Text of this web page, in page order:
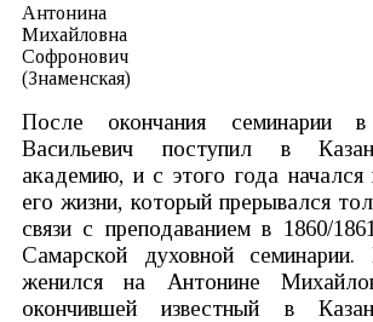
Антонина
Михайловна
Софронович
(Знаменская)
После окончания
Васильевич поступил в
академию, и с этого года начался
его жизни, который прерывался
связи с преподаванием в 1860/
Самарской духовной
женился на Антонине
окончившей известный в